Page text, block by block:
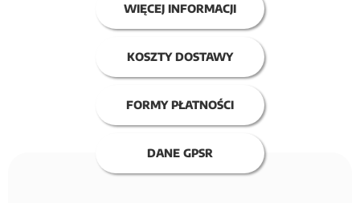
WIĘCEJ INFORMACJI
KOSZTY DOSTAWY
FORMY PŁATNOŚCI
DANE GPSR